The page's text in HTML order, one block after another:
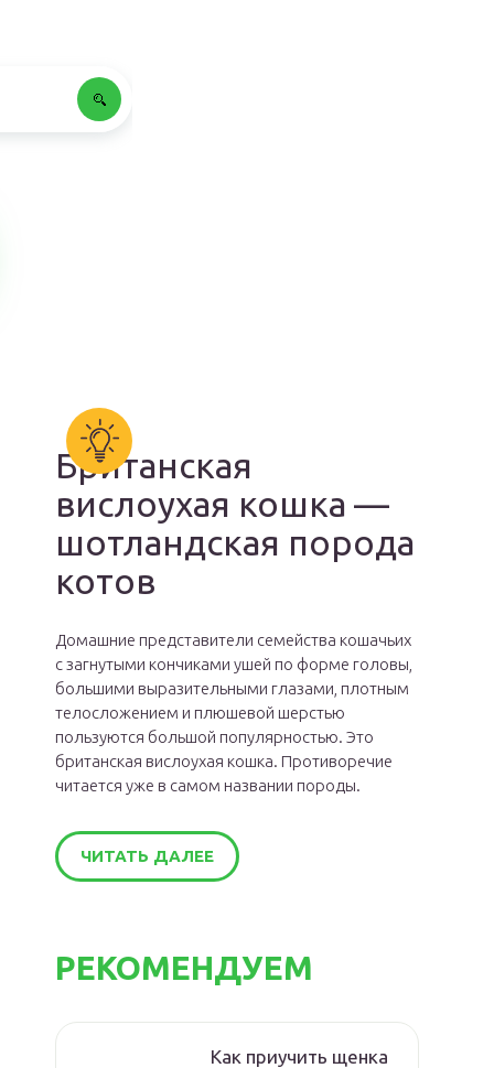
Британская
вислоухая кошка —
шотландская порода
котов
Домашние представители семейства кошачьих
с загнутыми кончиками ушей по форме головы,
большими выразительными глазами, плотным
телосложением и плюшевой шерстью
пользуются большой популярностью. Это
британская вислоухая кошка. Противоречие
читается уже в самом названии породы.
ЧИТАТЬ ДАЛЕЕ
РЕКОМЕНДУЕМ
Как приучить щенка